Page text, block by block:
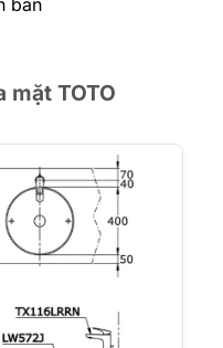
mặt TOTO